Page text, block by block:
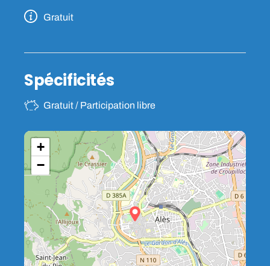
Gratuit
Spécificités
Gratuit / Participation libre
+
−